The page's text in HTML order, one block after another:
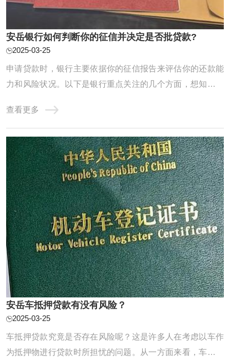
安岳银行如何判断你的征信并决定是否批贷款?
2025-03-25
申请贷款时，银行主要依据你的征信报告来评估你的还款能
力和风险状况。以下是银行重点关注的几个方面，想知道你
用卡负债负债率超过80%会影响贷款审批，严重者可能直接
被拒。计算公式：已用额度 ÷ 授信额度 × 100% = 负债率银
行会通过你的月收入来计算你的月还款能力 ...
查看更多
安岳车抵押贷款有没有风险？
2025-03-25
车抵押贷款究竟是否存在风险呢？这是许多人在考虑以车作
为抵押物进行贷款时所担忧的问题。从一方面来看，车抵押